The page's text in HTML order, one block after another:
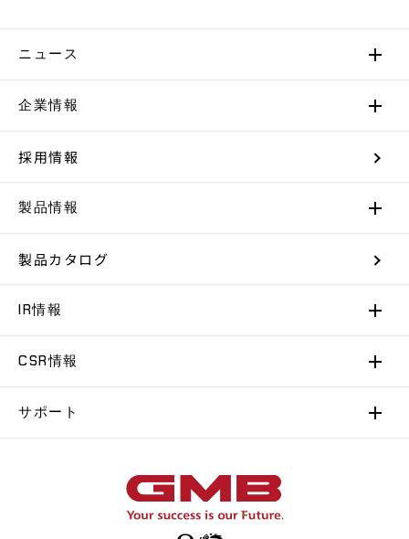
ニュース
企業情報
採用情報
製品情報
製品カタログ
IR情報
CSR情報
サポート